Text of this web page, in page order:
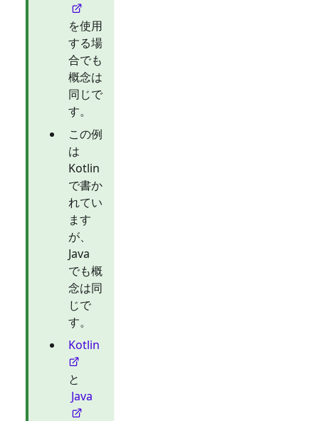
を使用
する場
合でも
概念は
同じで
す。
この例
は
Kotlin
で書か
れてい
ます
が、
Java
でも概
念は同
じで
す。
Kotlin
と
Java